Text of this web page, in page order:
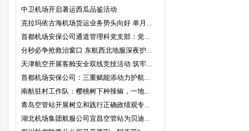
中卫机场开启暑运西瓜品鉴活动
克拉玛依古海机场货运业务势头向好 单月...
首都机场安保公司通道管理科党支部：党...
分秒必争抢救治窗口 东航西北地服深夜护...
天津航空开展客舱安全双线竞技活动 筑牢...
首都机场安保公司：三重赋能添动力护航...
南航驻村工作队：樱桃树下种辣椒，一地...
青岛空管站开展树立和践行正确政绩观专...
湖北机场集团航服公司宜昌空管站为贝迪...